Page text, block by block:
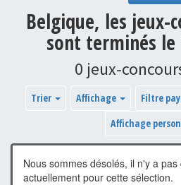
Belgique, les jeux-
sont terminés le
0 jeux-
Trier Affichage Filtre
Affichage
Nous sommes désolés, il n'y a
actuellement pour cette sélection.